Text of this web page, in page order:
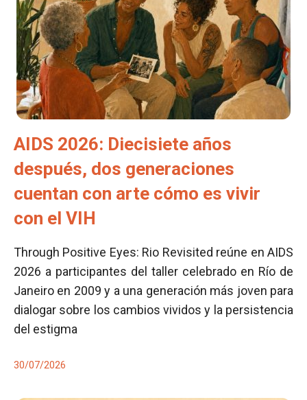
AIDS 2026: Diecisiete años
después, dos generaciones
cuentan con arte cómo es vivir
con el VIH
Through Positive Eyes: Rio Revisited reúne en AIDS
2026 a participantes del taller celebrado en Río de
Janeiro en 2009 y a una generación más joven para
dialogar sobre los cambios vividos y la persistencia
del estigma
30/07/2026